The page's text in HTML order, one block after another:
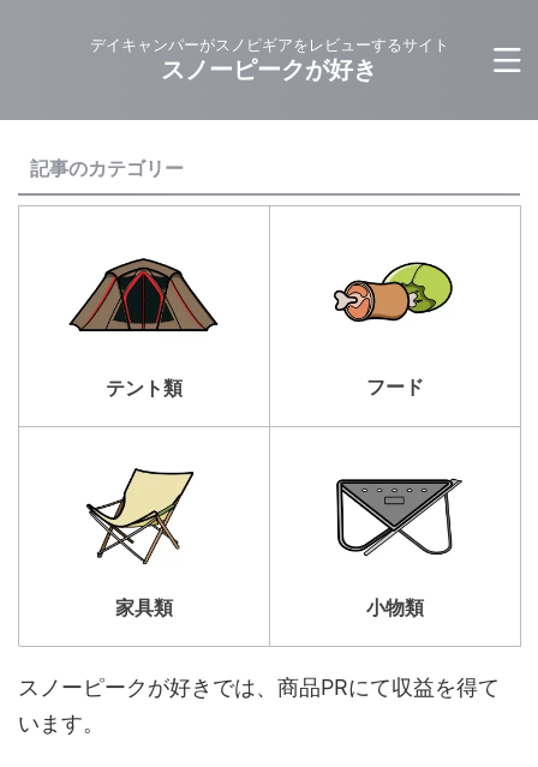
デイキャンパーがスノピギアをレビューするサイト
スノーピークが好き
記事のカテゴリー
テント類 フード
家具類 小物類
スノーピークが好きでは、商品PRにて収益を得て
います。